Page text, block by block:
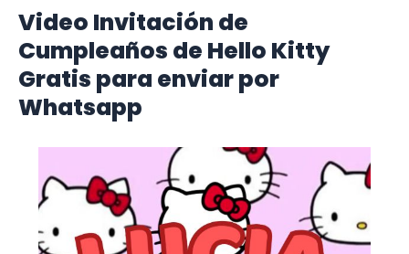
Video Invitación de
Cumpleaños de Hello Kitty
Gratis para enviar por
Whatsapp